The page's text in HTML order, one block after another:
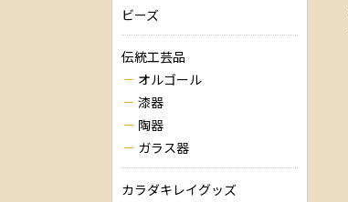
ビーズ
伝統工芸品
オルゴール
漆器
陶器
ガラス器
カラダキレイグッズ